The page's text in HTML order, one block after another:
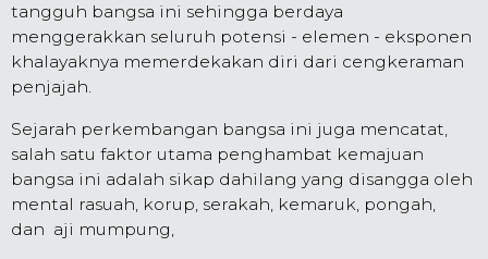
tangguh bangsa ini sehingga berdaya
menggerakkan seluruh potensi - elemen - eksponen
khalayaknya memerdekakan diri dari cengkeraman
penjajah.
Sejarah perkembangan bangsa ini juga mencatat,
salah satu faktor utama penghambat kemajuan
bangsa ini adalah sikap dahilang yang disangga oleh
mental rasuah, korup, serakah, kemaruk, pongah,
dan aji mumpung,